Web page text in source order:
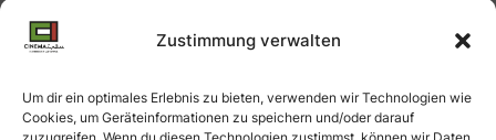
Zustimmung verwalten
Um dir ein optimales Erlebnis zu bieten, verwenden wir Technologien wie
Cookies, um Geräteinformationen zu speichern und/oder darauf
15. Oktober im
Maxim und im
Werkstattkino.
Kooperationspartner
tanawo“ →